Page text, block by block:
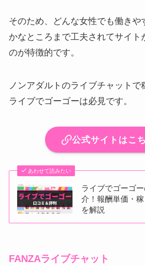
そのため、どんな女性でも働きや
かなところまで工夫されてサイト
のが特徴的です。
ノンアダルトのライブチャットで
ライブでゴーゴーは必見です。
公式サイトはこ
あわせて読みたい
ライブでゴーゴ
介！報酬単価・
を解説
FANZAライブチャット